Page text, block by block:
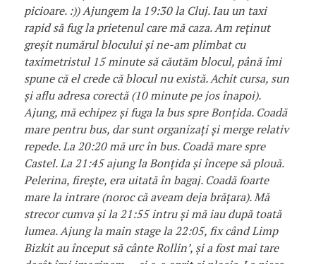
picioare. :)) Ajungem la 19:30 la Cluj. Iau un taxi
rapid să fug la prietenul care mă caza. Am reținut
greșit numărul blocului și ne-am plimbat cu
taximetristul 15 minute să căutăm blocul, până îmi
spune că el crede că blocul nu există. Achit cursa, sun
și aflu adresa corectă (10 minute pe jos înapoi).
Ajung, mă echipez și fuga la bus spre Bonțida. Coadă
mare pentru bus, dar sunt organizați și merge relativ
repede. La 20:20 mă urc în bus. Coadă mare spre
Castel. La 21:45 ajung la Bonțida și începe să plouă.
Pelerina, firește, era uitată în bagaj. Coadă foarte
mare la intrare (noroc că aveam deja brățara). Mă
strecor cumva și la 21:55 intru și mă iau după toată
lumea. Ajung la main stage la 22:05, fix când Limp
Bizkit au început să cânte Rollin’, și a fost mai tare